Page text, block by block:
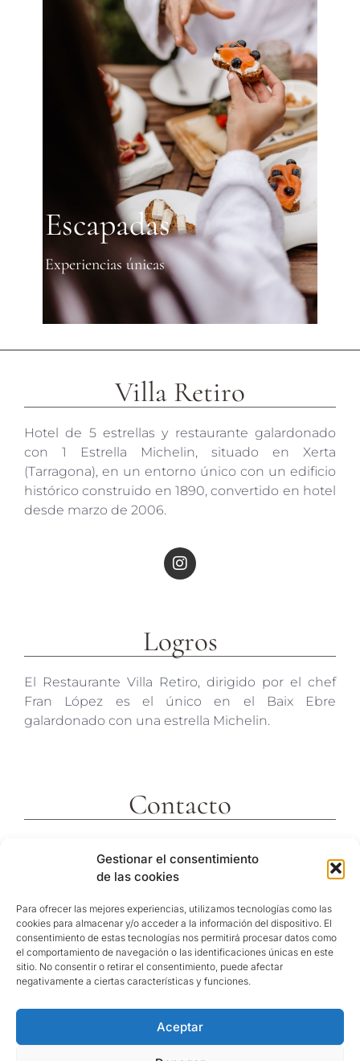
Gestionar el consentimiento
de las cookies
Para ofrecer las mejores experiencias, utilizamos tecnologías como las
cookies para almacenar y/o acceder a la información del dispositivo. El
consentimiento de estas tecnologías nos permitirá procesar datos como
el comportamiento de navegación o las identificaciones únicas en este
sitio. No consentir o retirar el consentimiento, puede afectar
negativamente a ciertas características y funciones.
Aceptar
Escapadas
Experiencias únicas
Villa Retiro
Hotel de 5 estrellas y restaurante galardonado
con 1 Estrella Michelin, situado en Xerta
(Tarragona), en un entorno único con un edificio
histórico construido en 1890, convertido en hotel
desde marzo de 2006.
Logros
El Restaurante Villa Retiro, dirigido por el chef
Fran López es el único en el Baix Ebre
galardonado con una estrella Michelin.
Contacto
43592 Xerta
Tarragona (España)
Telf. +34 977473810
Coordenadas GPS:
40º 54′ 31″ N / 0º 29′ 26″ E
reservas@hotelvillaretiro.com
© Hotel Villa Retiro | Política de privacitat